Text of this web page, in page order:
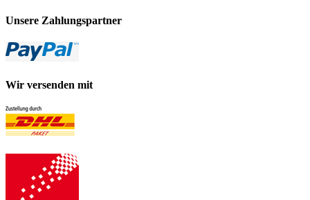
Unsere Zahlungspartner
Wir versenden mit